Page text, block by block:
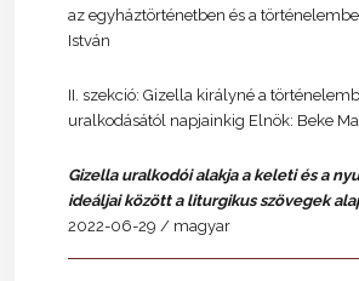
az egyháztörténetben és a
István
II. szekció: Gizella királyné a
uralkodásától napjainkig Elnök: Beke
Gizella uralkodói alakja a keleti és a
ideáljai között a liturgikus szövegek
2022-06-29 / magyar